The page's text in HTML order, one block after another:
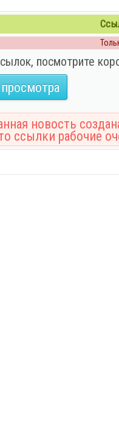
посмотрите
новость
ссылки рабочие